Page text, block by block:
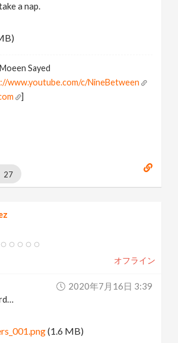
a nap.
Sayed
www.youtube.com/c/NineBetween
]
27
オフライン
2020年7月16日 3:39
(1.6 MB)